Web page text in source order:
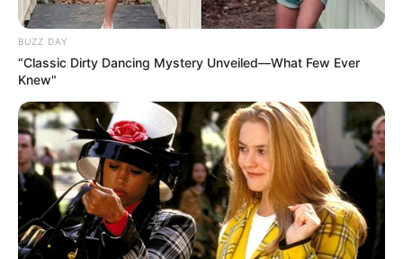
Hier für den nächsten Urlaubkostenlose Kataloge b
estellen .
Hier gibt es Tipps, wie man eineFerienwohnung
gestaltenkann.
Veranstaltung in Blankenburg (Harz) eintragen
BUZZ DAY
“Classic Dirty Dancing Mystery Unveiled—What Few Ever
Knew"